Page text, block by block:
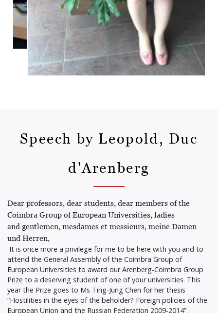
Speech by Leopold, Duc
d'Arenberg
Dear professors, dear students, dear members of the
Coimbra Group of European Universities, ladies
and gentlemen, mesdames et messieurs, meine Damen
und Herren,
It is once more a privilege for me to be here with you and to
attend the General Assembly of the Coimbra Group of
European Universities to award our Arenberg-Coimbra Group
Prize to a deserving student of one of your universities. This
year the Prize goes to Ms Ting-Jung Chen for her thesis
“Hostilities in the eyes of the beholder? Foreign policies of the
European Union and the Russian Federation 2009-2014”.